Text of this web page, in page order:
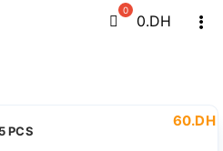
0.DH
PCS
60.DH